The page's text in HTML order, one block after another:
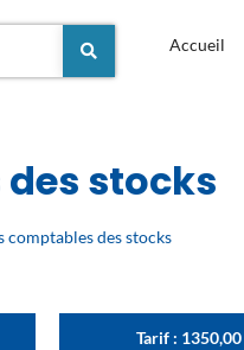
Accueil
stocks
des stocks
Tarif : 1350,00